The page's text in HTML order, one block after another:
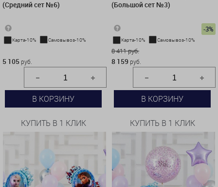
(Средний сет №6)
Карта-10% Самовывоз-10%
5 105 руб.
В КОРЗИНУ
КУПИТЬ В 1 КЛИК
(Большой сет №3)
-3%
Карта-10% Самовывоз-10%
8 411 руб.
8 159 руб.
В КОРЗИНУ
КУПИТЬ В 1 КЛИК